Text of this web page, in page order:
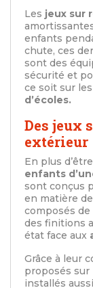
Les jeux sur
enfants
chute, ces
sont des
sécurité et
ce soit sur les
d’écoles.
Des jeux
extérieur
En plus
enfants
sont conçus
en matière
composés
des finitions
état face aux
Grâce à leur
proposés sur
installés